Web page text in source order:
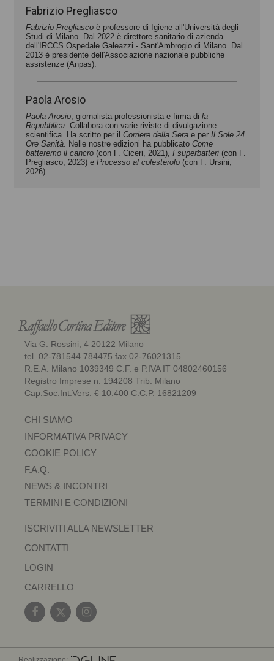
Fabrizio Pregliasco
Fabrizio Pregliasco è professore di Igiene all'Università degli
Studi di Milano. Dal 2022 è direttore sanitario di azienda
dell'IRCCS Ospedale Galeazzi - Sant'Ambrogio di Milano. Dal
2013 è presidente dell'Associazione nazionale pubbliche
assistenze (Anpas).
Paola Arosio
Paola Arosio, giornalista professionista e firma di la
Repubblica. Collabora con varie riviste di divulgazione
scientifica. Ha scritto per il Corriere della Sera e per Il Sole 24
Ore Sanità. Nelle nostre edizioni ha pubblicato Come
batteremo il cancro (con F. Ciceri, 2021), I superbatteri (con F.
Pregliasco, 2023) e Processo al colesterolo (con F. Ursini,
2026).
Via G. Rossini, 4 20122 Milano
tel. 02-781544 784475 fax 02-76021315
R.E.A. Milano 1039349 C.F. e P.IVA IT 04802460156
Registro Imprese n. 194208 Trib. Milano
Cap.Soc.Int.Vers. € 10.400 C.C.P. 16821209
CHI SIAMO
INFORMATIVA PRIVACY
COOKIE POLICY
F.A.Q.
NEWS & INCONTRI
TERMINI E CONDIZIONI
ISCRIVITI ALLA NEWSLETTER
CONTATTI
LOGIN
CARRELLO